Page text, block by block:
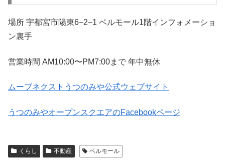
場所 宇都宮市陽東6−2−1 ベルモール1階インフォメーショ
ン裏手
営業時間 AM10:00〜PM7:00まで 年中無休
ムーブネクストうつのみや公式ウェブサイト
うつのみやオープンスクエアのFacebookページ
くらし 不動産 ベルモール